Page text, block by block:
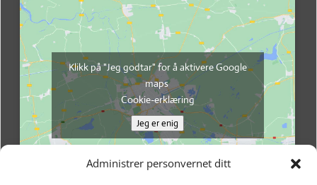
Administrer personvernet ditt
Klikk på "Jeg godtar" for å aktivere Google
maps
Cookie-erklæring
Jeg er enig